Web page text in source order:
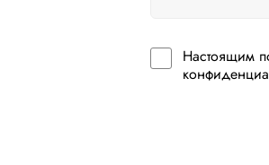
Настоящим